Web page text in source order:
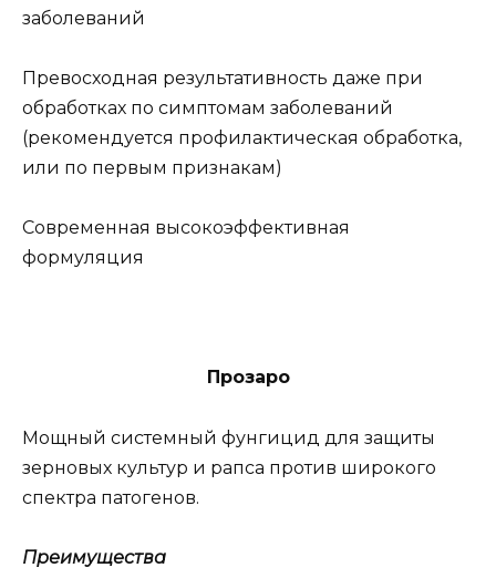
заболеваний
Превосходная результативность даже при
обработках по симптомам заболеваний
(рекомендуется профилактическая обработка,
или по первым признакам)
Современная высокоэффективная
формуляция
Прозаро
Мощный системный фунгицид для защиты
зерновых культур и рапса против широкого
спектра патогенов.
Преимущества